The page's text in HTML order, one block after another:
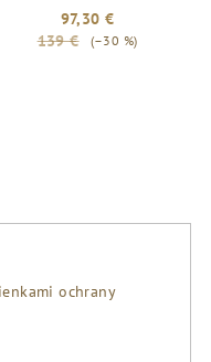
97,30 €
139 €
(–30 %)
ochrany